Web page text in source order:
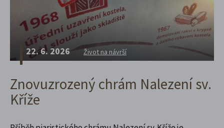
22. 6. 2026 Život na návrší
Znovuzrozený chrám Nalezení sv.
Kříže